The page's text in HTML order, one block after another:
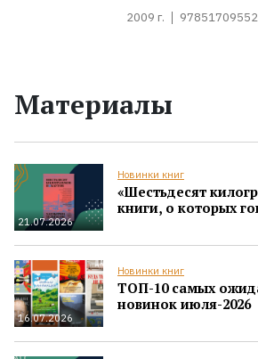
2009 г.
Материалы
21.07.2026
Новинки книг
«Шестьдесят
книги, о которых
16.07.2026
Новинки книг
ТОП-10 самых
новинок июля-2026